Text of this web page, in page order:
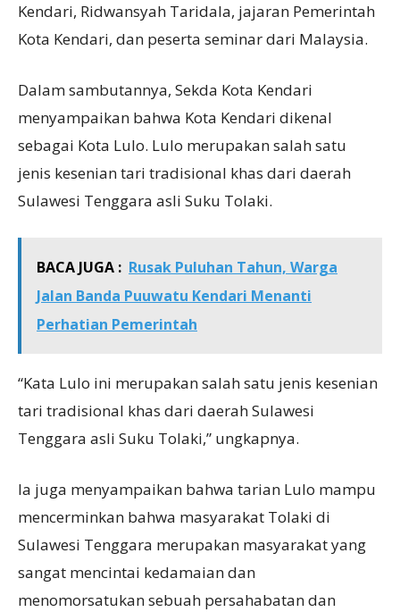
Kendari, Ridwansyah Taridala, jajaran Pemerintah
Kota Kendari, dan peserta seminar dari Malaysia.
Dalam sambutannya, Sekda Kota Kendari
menyampaikan bahwa Kota Kendari dikenal
sebagai Kota Lulo. Lulo merupakan salah satu
jenis kesenian tari tradisional khas dari daerah
Sulawesi Tenggara asli Suku Tolaki.
BACA JUGA : Rusak Puluhan Tahun, Warga
Jalan Banda Puuwatu Kendari Menanti
Perhatian Pemerintah
“Kata Lulo ini merupakan salah satu jenis kesenian
tari tradisional khas dari daerah Sulawesi
Tenggara asli Suku Tolaki,” ungkapnya.
Ia juga menyampaikan bahwa tarian Lulo mampu
mencerminkan bahwa masyarakat Tolaki di
Sulawesi Tenggara merupakan masyarakat yang
sangat mencintai kedamaian dan
menomorsatukan sebuah persahabatan dan